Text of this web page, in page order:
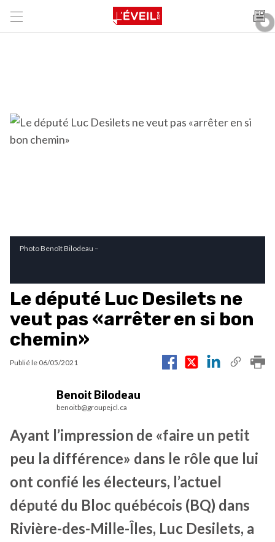
Photo Benoît Bilodeau –
Le député Luc Desilets ne
veut pas «arrêter en si bon
chemin»
Publié le 06/05/2021
Benoit Bilodeau
benoitb@groupejcl.ca
Ayant l’impression de «faire un petit
peu la différence» dans le rôle que lui
ont confié les électeurs, l’actuel
député du Bloc québécois (BQ) dans
Rivière-des-Mille-Îles, Luc Desilets, a